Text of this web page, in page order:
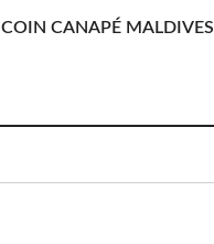
COIN CANAPÉ MALDIVES